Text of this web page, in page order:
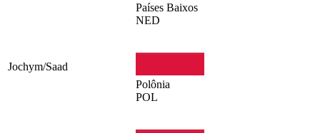
Países Baixos
NED
Jochym/Saad
Polônia
POL